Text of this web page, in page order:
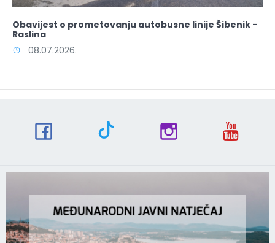
Obavijest o prometovanju autobusne linije Šibenik -
Raslina
08.07.2026.